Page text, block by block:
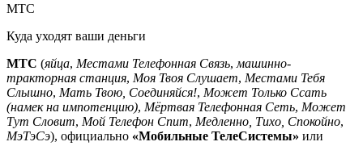
МТС
Куда уходят ваши деньги
МТС (яйца, Местами Телефонная Связь, машинно-
тракторная станция, Моя Твоя Слушает, Местами Тебя
Слышно, Мать Твою, Соединяйся!, Может Только Ссать
(намек на импотенцию), Мёртвая Телефонная Сеть, Может
Тут Словит, Мой Телефон Спит, Медленно, Тихо, Спокойно,
МэТэСэ), официально «Мобильные ТелеСистемы» или